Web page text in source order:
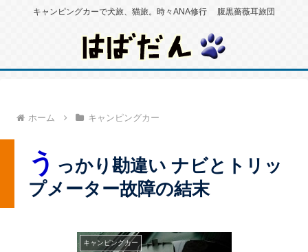
キャンピングカーで犬旅、猫旅。時々ANA修行 腹黒薔薇耳旅団
ホーム キャンピングカー
う っかり勘違い ナビとトリッ
プメーター故障の結末
キャンピングカー